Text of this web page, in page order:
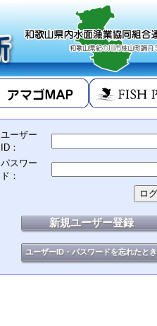
ユーザー
ID：
パスワー
ド：
新規ユーザー登録
ユーザーID・パスワードを忘れたとき